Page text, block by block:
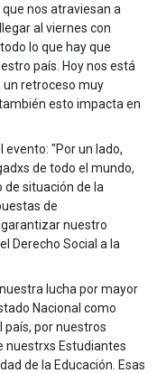
nos atraviesan a
al viernes con
lo que hay que
país. Hoy nos está
un retroceso muy
esto impacta en
"Por un lado,
de todo el mundo,
de situación de la
de
nuestro
Derecho Social a la
lucha por mayor
Nacional como
país, por nuestros
nuestrxs Estudiantes
de la Educación. Esas